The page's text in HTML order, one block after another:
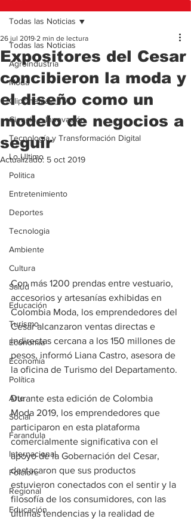
Todas las Noticias
Agroindustria
Moda
Clipcinemax_TV
Ciencia e Innovación
Tecnología y Transformación Digital
Lo Ultimo
Politica
Entretenimiento
Deportes
Tecnologia
Ambiente
Cultura
Salud
Educación
Turismo
Economía
Economía
Política
Arte
Social
Farandula
Internacional
Folclore
Regional
Educación
Todas las Noticias
Expositores del Cesar
concibieron la moda y
el diseño como un
modelo de negocios a
seguir
26 jul 2019 2 min de lectura
Actualizado: 5 oct 2019
Con más 1200 prendas entre vestuario,
accesorios y artesanías exhibidas en
Colombia Moda, los emprendedores del
Cesar alcanzaron ventas directas e
indirectas cercana a los 150 millones de
pesos, informó Liana Castro, asesora de
la oficina de Turismo del Departamento.
Durante esta edición de Colombia
Moda 2019, los emprendedores que
participaron en esta plataforma
comercialmente significativa con el
apoyo de la Gobernación del Cesar,
destacaron que sus productos
estuvieron conectados con el sentir y la
filosofía de los consumidores, con las
últimas tendencias y la realidad de